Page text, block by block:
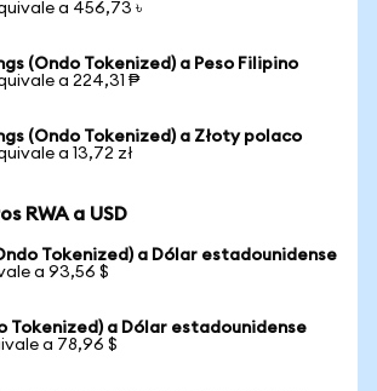
a 456,73 ৳
(Ondo Tokenized) a Peso Filipino
a 224,31 ₱
(Ondo Tokenized) a Złoty polaco
a 13,72 zł
RWA a USD
Tokenized) a Dólar estadounidense
a 93,56 $
Tokenized) a Dólar estadounidense
a 78,96 $